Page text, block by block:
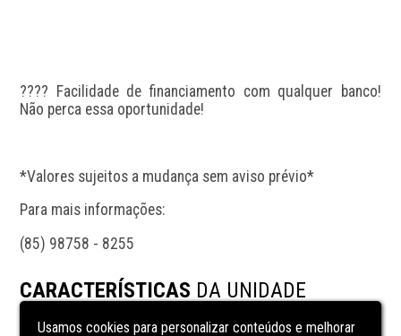
???? Facilidade de financiamento com qualquer banco!
Não perca essa oportunidade!
*Valores sujeitos a mudança sem aviso prévio*
Para mais informações:
(85) 98758 - 8255
CARACTERÍSTICAS DA UNIDADE
Usamos cookies para personalizar conteúdos e melhorar